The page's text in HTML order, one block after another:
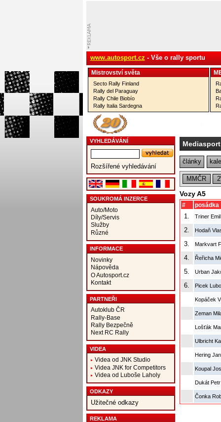
www.autosport.cz - Vše o rally sportu
Mistrovství­ světa
Secto Rally Finland
Rally del Paraguay
Rally Chile Biobío
Rally Italia Sardegna
VYHLEDÁVÁNÍ
Rozšířené vyhledávání
SOUKROMÁ INZERCE
Auto/Moto
Díly/Servis
Služby
Různé
INFORMACE
Novinky
Nápověda
O Autosport.cz
Kontakt
PARTNEŘI
Autoklub ČR
Rally-Base
Rally Bezpečně
Next RC Rally
VIDEA
Videa od JNK Studio
Videa JNK for Competitors
Videa od Luboše Laholy
ODKAZY
Užitečné odkazy
REKLAMA
články
MMČR
Vozy A5
# posádka
1. Triner
2.
Hodaň
3.
Markvart
4.
Řeřicha
5.
Urban
6.
Picek
Kopáček
Zeman
Lošťák
Ulbricht
Hering
Koupal
Dukát
Čonka